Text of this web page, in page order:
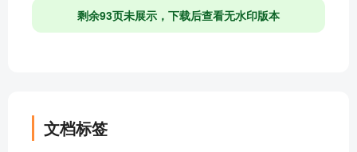
剩余93页未展示，下载后查看无水印版本
文档标签